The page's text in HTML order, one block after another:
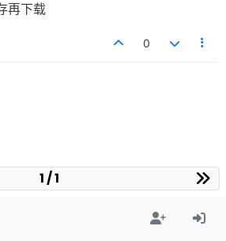
再下载
0
1 / 1